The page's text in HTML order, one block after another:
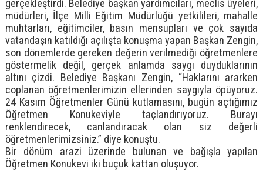
gerçekleştirdi. Belediye başkan yardımcıları, meclis üyeleri,
müdürleri, İlçe Milli Eğitim Müdürlüğü yetkilileri, mahalle
muhtarları, eğitimciler, basın mensupları ve çok sayıda
vatandaşın katıldığı açılışta konuşma yapan Başkan Zengin,
son dönemlerde gereken değerin verilmediği öğretmenlere
göstermelik değil, gerçek anlamda saygı duyduklarının
altını çizdi. Belediye Başkanı Zengin, “Haklarını ararken
coplanan öğretmenlerimizin ellerinden saygıyla öpüyoruz.
24 Kasım Öğretmenler Günü kutlamasını, bugün açtığımız
Öğretmen Konukeviyle taçlandırıyoruz. Burayı
renklendirecek, canlandıracak olan siz değerli
öğretmenlerimizsiniz.” diye konuştu.
Bir dönüm arazi üzerinde bulunan ve bağışla yapılan
Öğretmen Konukevi iki buçuk kattan oluşuyor.